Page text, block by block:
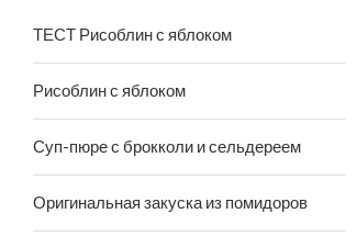
ТЕСТ Рисоблин с яблоком
Рисоблин с яблоком
Суп-пюре с брокколи и сельдереем
Оригинальная закуска из помидоров